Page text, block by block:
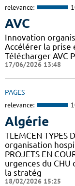
relevance:
AVC
Innovation
Accélérer la prise
Télécharger AVC
17/06/2026 13:48
PAGES
relevance:
Algérie
TLEMCEN TYPES
organisation
PROJETS EN
urgences du CHU
la stratég
18/02/2026 15:25